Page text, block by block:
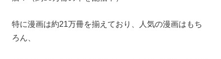
特に漫画は約21万冊を揃えており、人気の漫画はもち
ろん、